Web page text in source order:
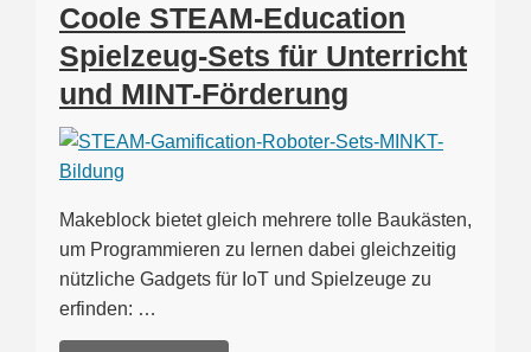
Coole STEAM-Education
Spielzeug-Sets für Unterricht
und MINT-Förderung
Makeblock bietet gleich mehrere tolle Baukästen,
um Programmieren zu lernen dabei gleichzeitig
nützliche Gadgets für IoT und Spielzeuge zu
erfinden: …